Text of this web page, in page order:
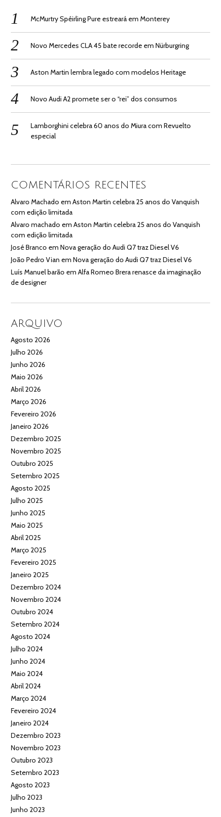
McMurtry Spéirling Pure estreará em Monterey
Novo Mercedes CLA 45 bate recorde em Nürburgring
Aston Martin lembra legado com modelos Heritage
Novo Audi A2 promete ser o “rei” dos consumos
Lamborghini celebra 60 anos do Miura com Revuelto
especial
COMENTÁRIOS RECENTES
Alvaro Machado emAston Martin celebra 25 anos do Vanquish
com edição limitada
Alvaro machado emAston Martin celebra 25 anos do Vanquish
com edição limitada
José Branco emNova geração do Audi Q7 traz Diesel V6
João Pedro Vian emNova geração do Audi Q7 traz Diesel V6
Luís Manuel barão emAlfa Romeo Brera renasce da imaginação
de designer
ARQUIVO
Agosto 2026
Julho 2026
Junho 2026
Maio 2026
Abril 2026
Março 2026
Fevereiro 2026
Janeiro 2026
Dezembro 2025
Novembro 2025
Outubro 2025
Setembro 2025
Agosto 2025
Julho 2025
Junho 2025
Maio 2025
Abril 2025
Março 2025
Fevereiro 2025
Janeiro 2025
Dezembro 2024
Novembro 2024
Outubro 2024
Setembro 2024
Agosto 2024
Julho 2024
Junho 2024
Maio 2024
Abril 2024
Março 2024
Fevereiro 2024
Janeiro 2024
Dezembro 2023
Novembro 2023
Outubro 2023
Setembro 2023
Agosto 2023
Julho 2023
Junho 2023